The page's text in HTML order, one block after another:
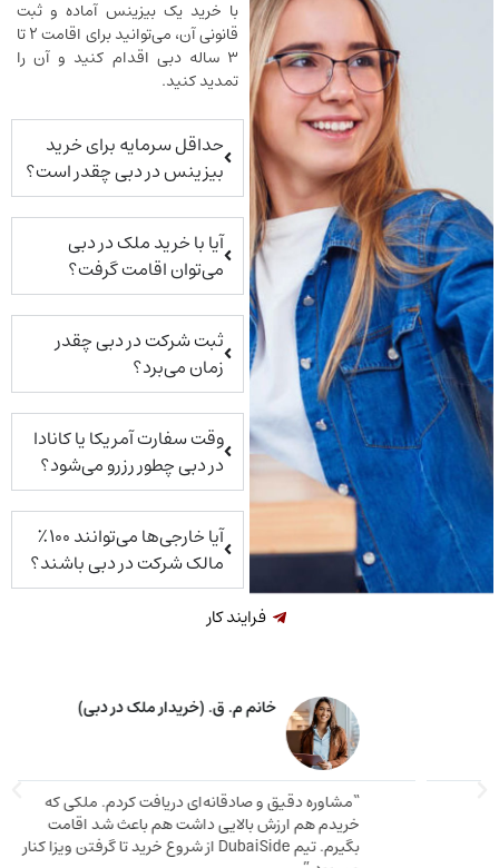
با خرید یک بیزینس آماده و ثبت
قانونی آن، می‌توانید برای اقامت ۲ تا
۳ ساله دبی اقدام کنید و آن را
تمدید کنید.
حداقل سرمایه برای خرید
بیزینس در دبی چقدر است؟
آیا با خرید ملک در دبی
می‌توان اقامت گرفت؟
ثبت شرکت در دبی چقدر
زمان می‌برد؟
وقت سفارت آمریکا یا کانادا
در دبی چطور رزرو می‌شود؟
آیا خارجی‌ها می‌توانند ۱۰۰٪
مالک شرکت در دبی باشند؟
خانم م. ق. (خریدار ملک در دبی)
دقیق و صادقانه‌ای دریافت کردم. ملکی که
هم ارزش بالایی داشت هم باعث شد اقامت
بگیرم. تیم DubaiSide از شروع خرید تا گرفتن ویزا کنار
و